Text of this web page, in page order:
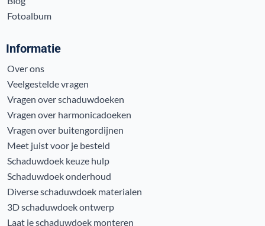
Fotoalbum
Informatie
Over ons
Veelgestelde vragen
Vragen over schaduwdoeken
Vragen over harmonicadoeken
Vragen over buitengordijnen
Meet juist voor je besteld
Schaduwdoek keuze hulp
Schaduwdoek onderhoud
Diverse schaduwdoek materialen
3D schaduwdoek ontwerp
Laat je schaduwdoek monteren